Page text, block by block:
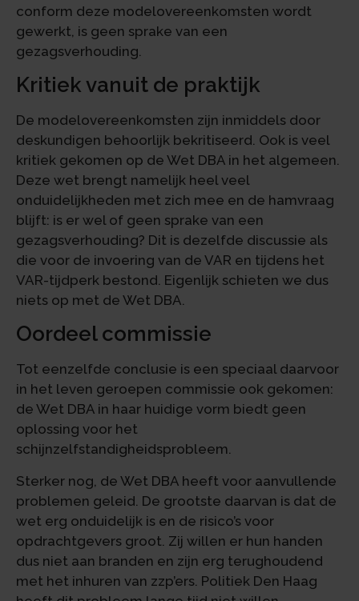
conform deze modelovereenkomsten wordt
gewerkt, is geen sprake van een
gezagsverhouding.
Kritiek vanuit de praktijk
De modelovereenkomsten zijn inmiddels door
deskundigen behoorlijk bekritiseerd. Ook is veel
kritiek gekomen op de Wet DBA in het algemeen.
Deze wet brengt namelijk heel veel
onduidelijkheden met zich mee en de hamvraag
blijft: is er wel of geen sprake van een
gezagsverhouding? Dit is dezelfde discussie als
die voor de invoering van de VAR en tijdens het
VAR-tijdperk bestond. Eigenlijk schieten we dus
niets op met de Wet DBA.
Oordeel commissie
Tot eenzelfde conclusie is een speciaal daarvoor
in het leven geroepen commissie ook gekomen:
de Wet DBA in haar huidige vorm biedt geen
oplossing voor het
schijnzelfstandigheidsprobleem.
Sterker nog, de Wet DBA heeft voor aanvullende
problemen geleid. De grootste daarvan is dat de
wet erg onduidelijk is en de risico’s voor
opdrachtgevers groot. Zij willen er hun handen
dus niet aan branden en zijn erg terughoudend
met het inhuren van zzp’ers. Politiek Den Haag